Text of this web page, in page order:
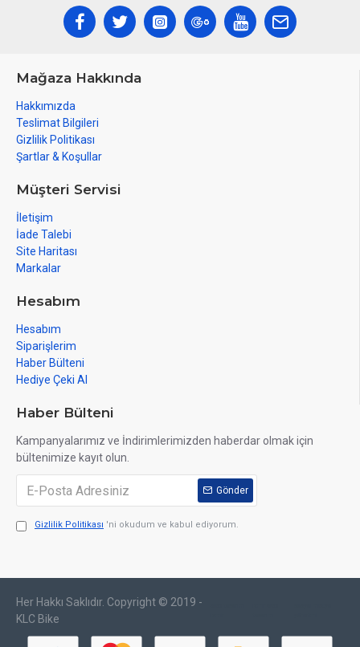
Mağaza Hakkında
Hakkımızda
Teslimat Bilgileri
Gizlilik Politikası
Şartlar & Koşullar
Müşteri Servisi
İletişim
İade Talebi
Site Haritası
Markalar
Hesabım
Hesabım
Siparişlerim
Haber Bülteni
Hediye Çeki Al
Haber Bülteni
Kampanyalarımız ve İndirimlerimizden haberdar olmak için
bültenimize kayıt olun.
Gönder
Gizlilik Politikası 'ni okudum ve kabul ediyorum.
Her Hakkı Saklıdır. Copyright © 2019 -
KLC Bike